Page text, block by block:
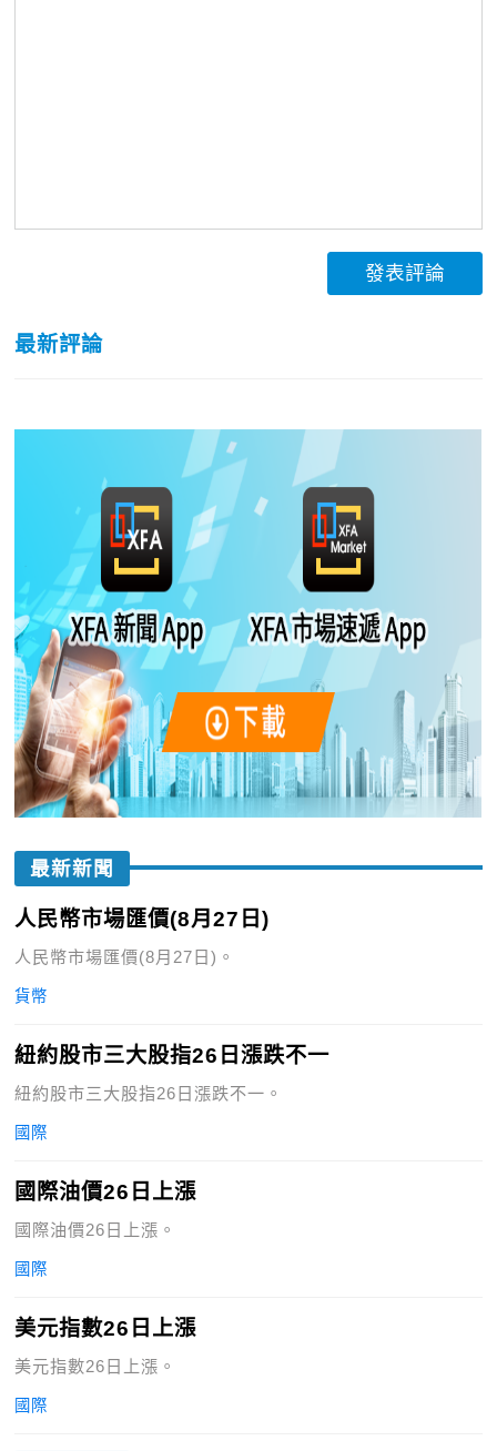
發表評論
最新評論
最新新聞
人民幣市場匯價(8月27日)
人民幣市場匯價(8月27日)。
貨幣
紐約股市三大股指26日漲跌不一
紐約股市三大股指26日漲跌不一。
國際
國際油價26日上漲
國際油價26日上漲。
國際
美元指數26日上漲
美元指數26日上漲。
國際